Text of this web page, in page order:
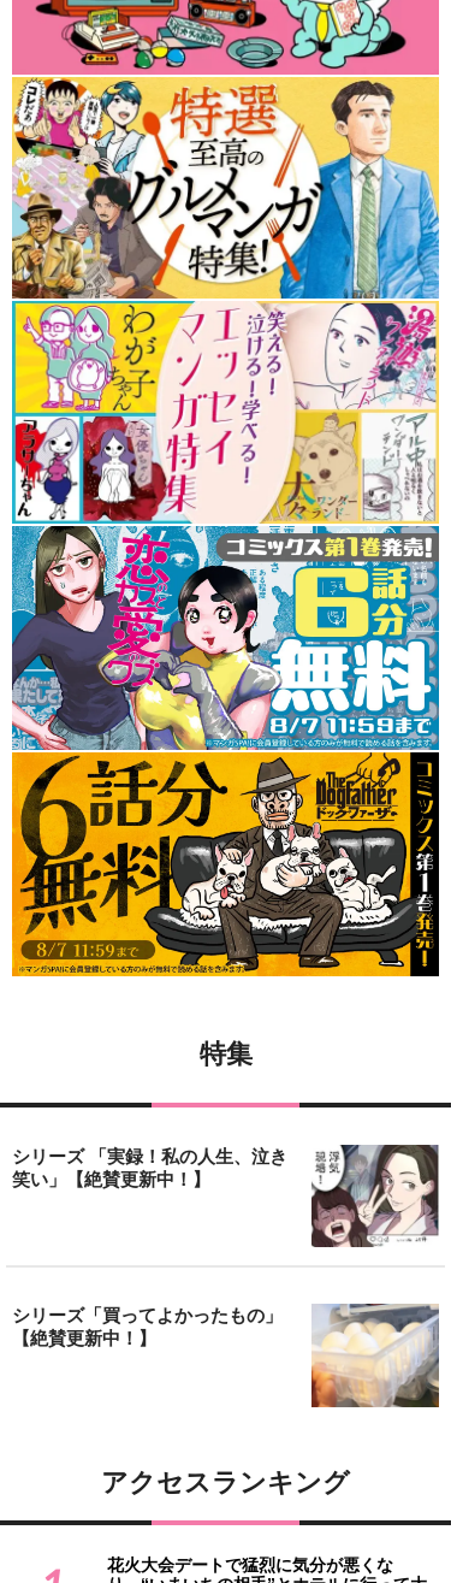
特集
シリーズ 「実録！私の人生、泣き
笑い」【絶賛更新中！】
シリーズ「買ってよかったもの」
【絶賛更新中！】
アクセスランキング
花火大会デートで猛烈に気分が悪くな